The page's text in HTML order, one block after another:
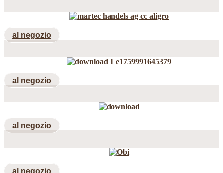
al negozio
al negozio
al negozio
al negozio